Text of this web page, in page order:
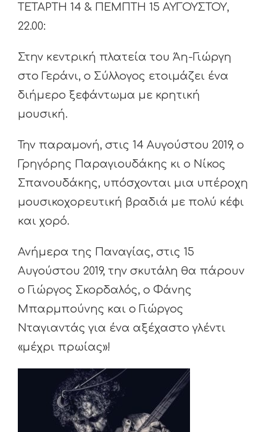
ΤΕΤΑΡΤΗ 14 & ΠΕΜΠΤΗ 15 ΑΥΓΟΥΣΤΟΥ,
22.00:
Στην κεντρική πλατεία του Άη-Γιώργη
στο Γεράνι, ο Σύλλογος ετοιμάζει ένα
διήμερο ξεφάντωμα με κρητική
μουσική.
Την παραμονή, στις 14 Αυγούστου 2019, ο
Γρηγόρης Παραγιουδάκης κι ο Νίκος
Σπανουδάκης, υπόσχονται μια υπέροχη
μουσικοχορευτική βραδιά με πολύ κέφι
και χορό.
Ανήμερα της Παναγίας, στις 15
Αυγούστου 2019, την σκυτάλη θα πάρουν
ο Γιώργος Σκορδαλός, ο Φάνης
Μπαρμπούνης και ο Γιώργος
Νταγιαντάς για ένα αξέχαστο γλέντι
«μέχρι πρωίας»!